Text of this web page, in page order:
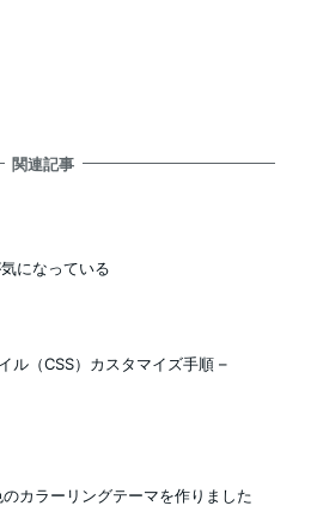
関連記事
になっている
ル（CSS）カスタマイズ手順 –
カラーリングテーマを作りました